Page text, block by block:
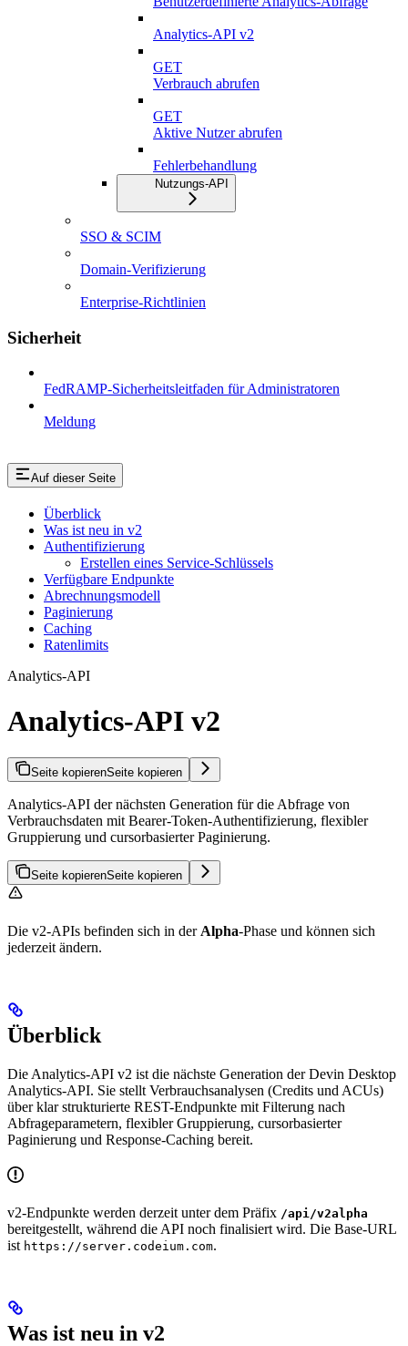
Analytics-API v2
GET
Verbrauch abrufen
GET
Aktive Nutzer abrufen
Fehlerbehandlung
Nutzungs-API
SSO & SCIM
Domain-Verifizierung
Enterprise-Richtlinien
Sicherheit
FedRAMP-Sicherheitsleitfaden für Administratoren
Meldung
Auf dieser Seite
Überblick
Was ist neu in v2
Authentifizierung
Erstellen eines Service-Schlüssels
Verfügbare Endpunkte
Abrechnungsmodell
Paginierung
Caching
Ratenlimits
Analytics-API
Analytics-API v2
Seite kopierenSeite kopieren
Analytics-API der nächsten Generation für die Abfrage von
Verbrauchsdaten mit Bearer-Token-Authentifizierung, flexibler
Gruppierung und cursorbasierter Paginierung.
Seite kopierenSeite kopieren
Die v2-APIs befinden sich in der Alpha-Phase und können sich
jederzeit ändern.
Überblick
Die Analytics-API v2 ist die nächste Generation der Devin Desktop
Analytics-API. Sie stellt Verbrauchsanalysen (Credits und ACUs)
über klar strukturierte REST-Endpunkte mit Filterung nach
Abfrageparametern, flexibler Gruppierung, cursorbasierter
Paginierung und Response-Caching bereit.
v2-Endpunkte werden derzeit unter dem Präfix /api/v2alpha
bereitgestellt, während die API noch finalisiert wird. Die Base-URL
ist https://server.codeium.com.
Was ist neu in v2